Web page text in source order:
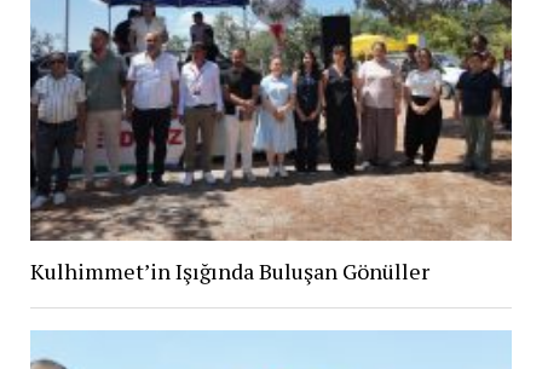
Kulhimmet’in Işığında Buluşan Gönüller